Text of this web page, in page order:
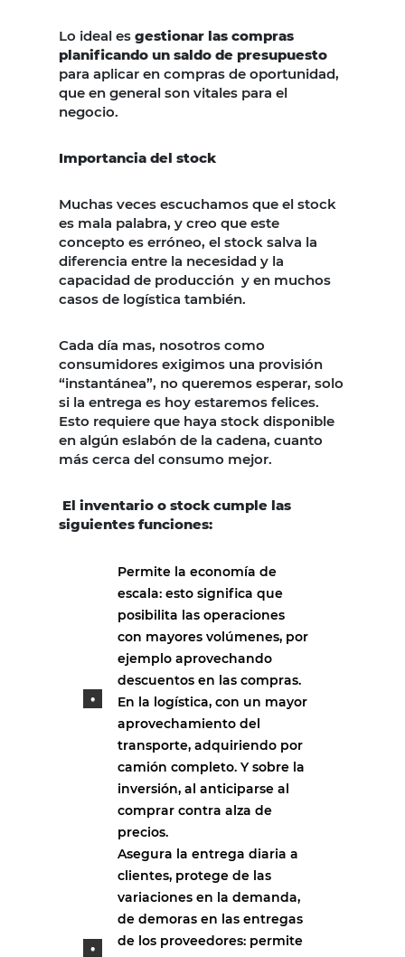
Lo ideal es gestionar las compras
planificando un saldo de presupuesto
para aplicar en compras de oportunidad,
que en general son vitales para el
negocio.
Importancia del stock
Muchas veces escuchamos que el stock
es mala palabra, y creo que este
concepto es erróneo, el stock salva la
diferencia entre la necesidad y la
capacidad de producción y en muchos
casos de logística también.
Cada día mas, nosotros como
consumidores exigimos una provisión
“instantánea”, no queremos esperar, solo
si la entrega es hoy estaremos felices.
Esto requiere que haya stock disponible
en algún eslabón de la cadena, cuanto
más cerca del consumo mejor.
El inventario o stock cumple las
siguientes funciones:
Permite la economía de
escala: esto significa que
posibilita las operaciones
con mayores volúmenes, por
ejemplo aprovechando
descuentos en las compras.
En la logística, con un mayor
aprovechamiento del
transporte, adquiriendo por
camión completo. Y sobre la
inversión, al anticiparse al
comprar contra alza de
precios.
Asegura la entrega diaria a
clientes, protege de las
variaciones en la demanda,
de demoras en las entregas
de los proveedores: permite